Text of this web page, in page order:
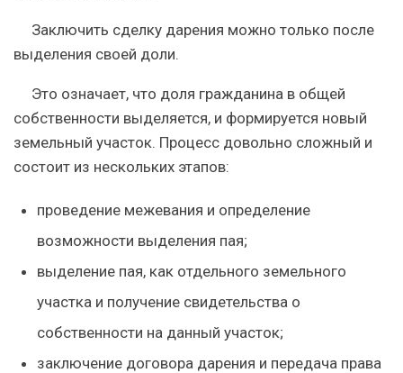
Заключить сделку дарения можно только после
выделения своей доли.
Это означает, что доля гражданина в общей
собственности выделяется, и формируется новый
земельный участок. Процесс довольно сложный и
состоит из нескольких этапов:
проведение межевания и определение
возможности выделения пая;
выделение пая, как отдельного земельного
участка и получение свидетельства о
собственности на данный участок;
заключение договора дарения и передача права